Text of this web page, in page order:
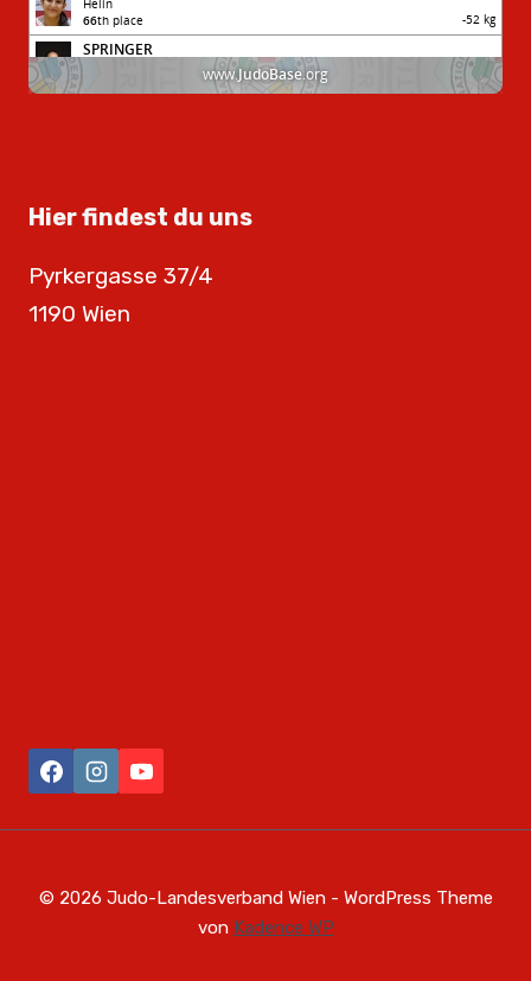
Hier findest du uns
Pyrkergasse 37/4
1190 Wien
© 2026 Judo-Landesverband Wien - WordPress Theme
von Kadence WP